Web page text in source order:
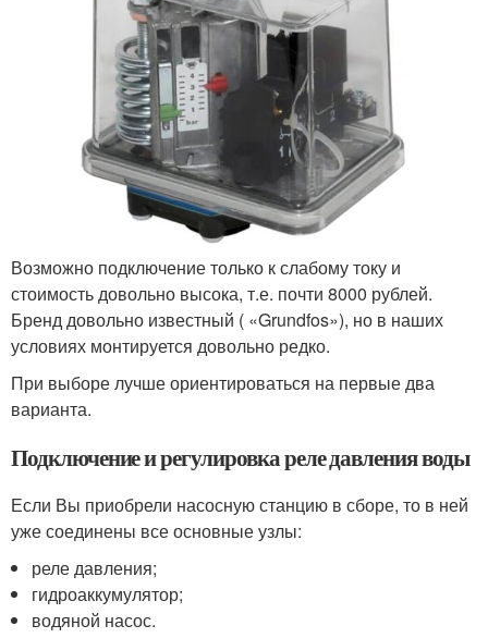
Возможно подключение только к слабому току и
стоимость довольно высока, т.е. почти 8000 рублей.
Бренд довольно известный ( «Grundfos»), но в наших
условиях монтируется довольно редко.
При выборе лучше ориентироваться на первые два
варианта.
Подключение и регулировка реле давления воды
Если Вы приобрели насосную станцию в сборе, то в ней
уже соединены все основные узлы:
реле давления;
гидроаккумулятор;
водяной насос.